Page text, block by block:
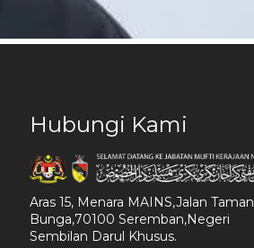
Hubungi Kami
Aras 15, Menara MAINS,Jalan Taman
Bunga,70100 Seremban,Negeri
Sembilan Darul Khusus.